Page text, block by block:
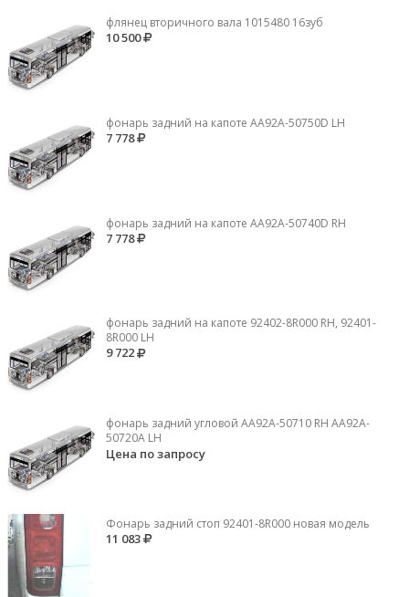
флянец вторичного вала 1015480 16зуб
10 500
фонарь задний на капоте AA92A-50750D LH
7 778
фонарь задний на капоте AA92A-50740D RH
7 778
фонарь задний на капоте 92402-8R000 RH, 92401-
8R000 LH
9 722
фонарь задний угловой AA92A-50710 RH AA92A-
50720A LH
Цена по запросу
Фонарь задний стоп 92401-8R000 новая модель
11 083